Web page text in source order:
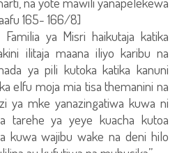
165- 166/8]
ya Misri haikutaja katika
ilitaja maana iliyo karibu na
ya pili kutoka katika kanuni
elfu moja mia tisa themanini na
ya mke yanazingatiwa kuwa ni
tarehe ya yeye kuacha kutoa
kuwa wajibu wake na deni hilo